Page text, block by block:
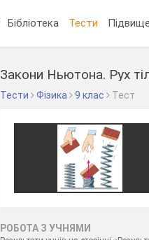
Бібліотека Тести
Закони Ньютона. Рух
Тести Фізика 9 клас Тест
РОБОТА З УЧНЯМИ